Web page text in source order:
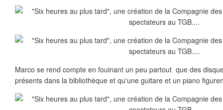
Marco se rend compte en fouinant un peu partout que des
présents dans la bibliothèque et qu'une guitare et un piano